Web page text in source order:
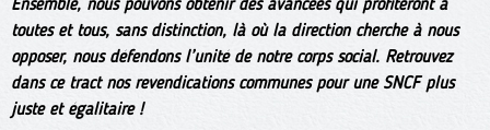
toutes et tous, sans distinction, là où la direction cherche à nous
opposer, nous défendons l’unité de notre corps social. Retrouvez
dans ce tract nos revendications communes pour une SNCF plus
juste et égalitaire !